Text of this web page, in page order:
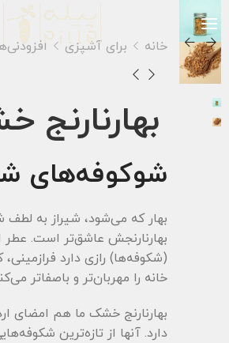
خانه برای آشپزی
بهارنارنج
شوکوفه‌های
بهار که می‌شود، شیراز به لطف
بهارنارنجش عاشق‌تر است. عطر
(شکوفه‌ها) رازی دارد
خانه را مهربان‌تر و باصفاتر
بهارنارنج خشک ما هم امضای
دارد. آنها از تازه‌ترین